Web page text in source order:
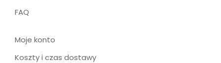
FAQ
Moje konto
Koszty i czas dostawy